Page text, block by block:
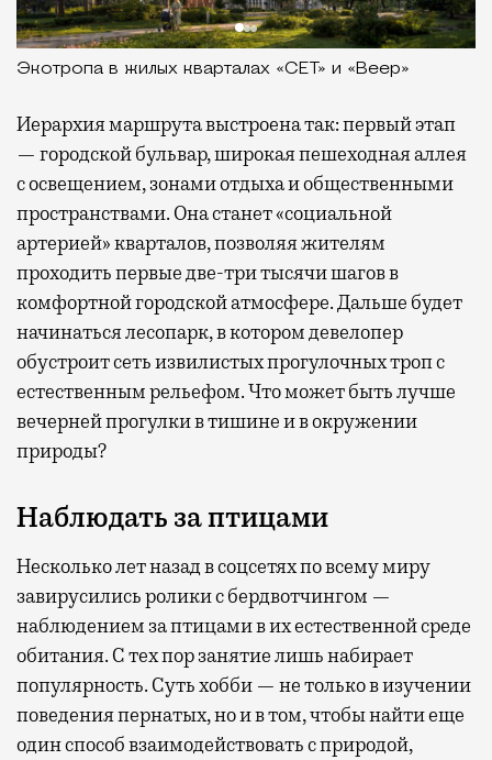
Экотропа в жилых кварталах «СЕТ» и «Веер»
Иерархия маршрута выстроена так: первый этап
— городской бульвар, широкая пешеходная аллея
с освещением, зонами отдыха и общественными
пространствами. Она станет «социальной
артерией» кварталов, позволяя жителям
проходить первые две-три тысячи шагов в
комфортной городской атмосфере. Дальше будет
начинаться лесопарк, в котором девелопер
обустроит сеть извилистых прогулочных троп с
естественным рельефом. Что может быть лучше
вечерней прогулки в тишине и в окружении
природы?
Наблюдать за птицами
Несколько лет назад в соцсетях по всему миру
завирусились ролики с бердвотчингом —
наблюдением за птицами в их естественной среде
обитания. С тех пор занятие лишь набирает
популярность. Суть хобби — не только в изучении
поведения пернатых, но и в том, чтобы найти еще
один способ взаимодействовать с природой,